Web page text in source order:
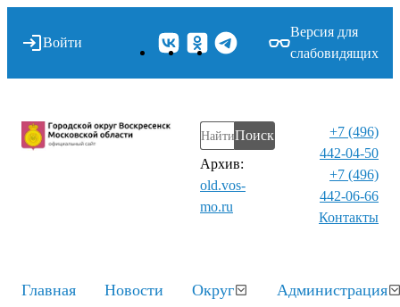
Войти
Версия для
слабовидящих
Поиск
Архив:
old.vos-
mo.ru
+7 (496)
442-04-50
+7 (496)
442-06-66
Контакты⁠
Главная Новости Округ Администрация